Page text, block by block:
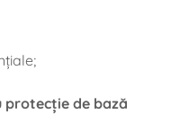
protecție de bază